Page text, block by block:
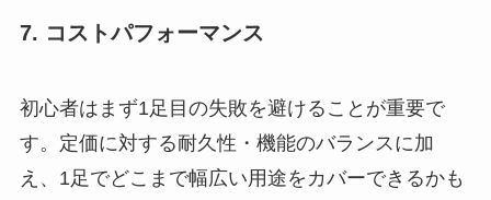
7. コストパフォーマンス
初心者はまず1足目の失敗を避けることが重要で
す。定価に対する耐久性・機能のバランスに加
え、1足でどこまで幅広い用途をカバーできるかも